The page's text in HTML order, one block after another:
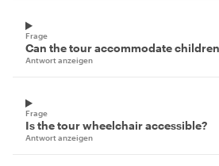
Frage
Can the tour accommodate
Antwort anzeigen
Frage
Is the tour wheelchair accessible?
Antwort anzeigen